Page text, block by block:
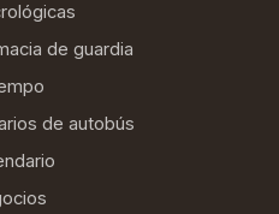
de guardia
de autobús